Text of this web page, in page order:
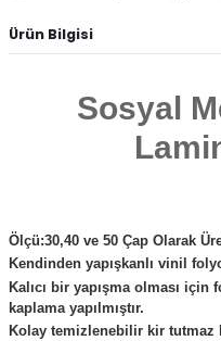
Ürün Bilgisi
Sosyal
Ölçü:30,40 ve 50 Çap Olarak
Kendinden yapışkanlı vinil
Kalıcı bir yapışma olması
kaplama yapılmıştır.
Kolay temizlenebilir kir tutmaz